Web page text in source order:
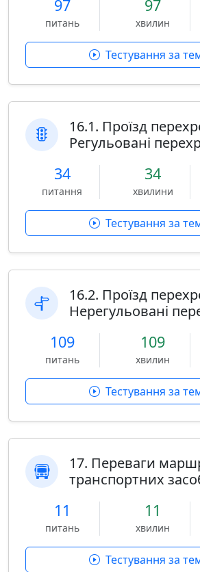
97
питань
97
хвилин
Тестування за
16.1. Проїзд
Регульовані
34
питання
34
хвилини
Тестування за
16.2. Проїзд
Нерегульовані
109
питань
109
хвилин
Тестування за
17. Переваги
транспортних
11
питань
11
хвилин
Тестування за